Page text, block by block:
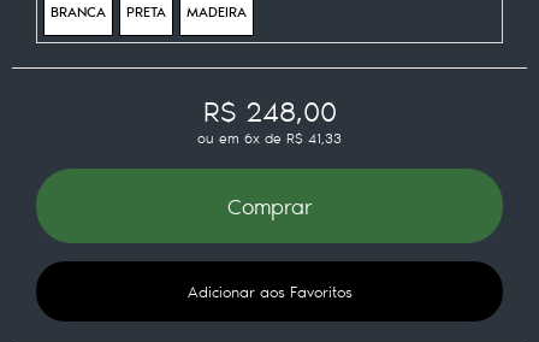
BRANCA PRETA MADEIRA
R$ 248,00
ou em 6x de R$ 41,33
Comprar
Adicionar aos Favoritos